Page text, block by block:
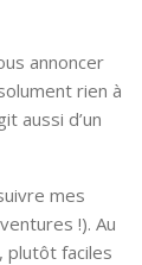
annoncer
rien à
aussi d’un
mes
!). Au
plutôt faciles